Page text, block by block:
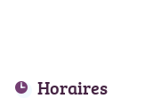
Horaires